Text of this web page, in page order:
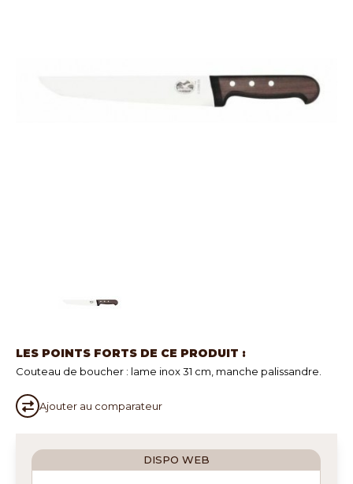
LES POINTS FORTS DE CE PRODUIT :
Couteau de boucher : lame inox 31 cm, manche palissandre.
Ajouter au comparateur
DISPO WEB